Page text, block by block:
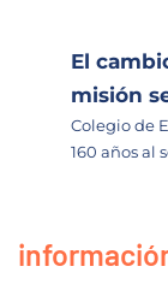
El
misión
Colegio de
160 años al